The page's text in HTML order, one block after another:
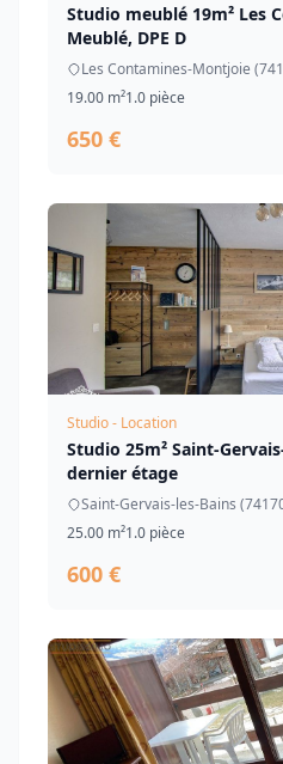
Studio meublé 19m² Les
Meublé, DPE D
Les Contamines-Montjoie
19.00 m²1.0 pièce
650 €
Studio - Location
Studio 25m² Saint-
dernier étage
Saint-Gervais-les-Bains
25.00 m²1.0 pièce
600 €